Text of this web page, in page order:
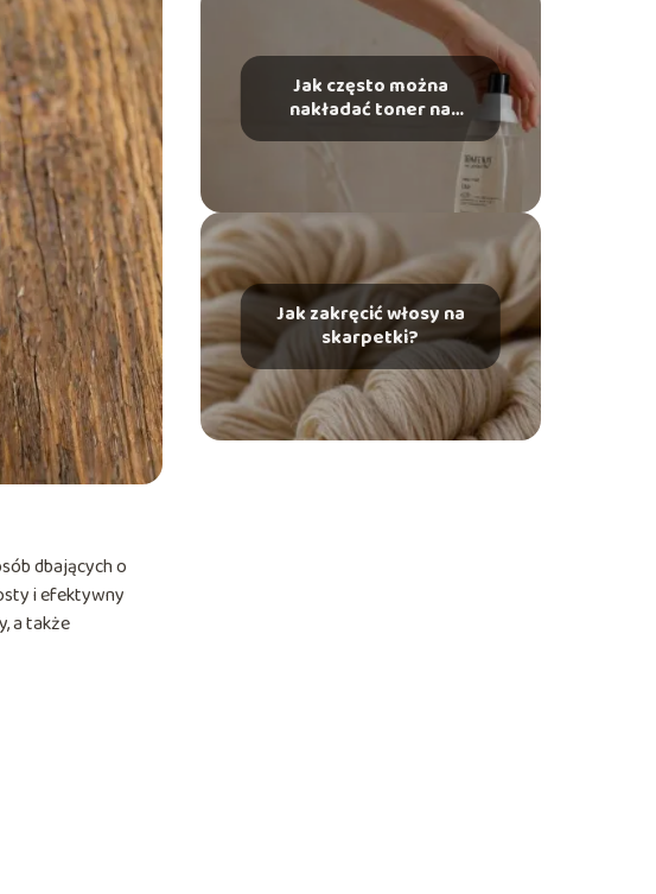
dbających o
i efektywny
a także
Jak często można
nakładać toner na
włosy?
Jak zakręcić włosy na
skarpetki?